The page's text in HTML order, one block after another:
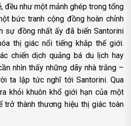
đều như một mảnh ghép trong tổng
bức tranh cộng đồng hoàn chỉnh
sự đồng nhất ấy đã biến Santorini
thị giác nổi tiếng khắp thế giới.
chiến dịch quảng bá du lịch hay
nhìn thấy những dãy nhà trắng –
ta lập tức nghĩ tới Santorini. Qua
khỏi khuôn khổ giới hạn của một
trở thành thương hiệu thị giác toàn